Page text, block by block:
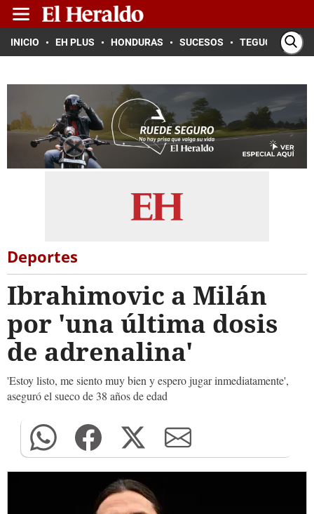
INICIO EH PLUS HONDURAS SUCESOS TEGUCIGALPA
Deportes
Ibrahimovic a Milán
por 'una última dosis
de adrenalina'
'Estoy listo, me siento muy bien y espero jugar inmediatamente',
aseguró el sueco de 38 años de edad